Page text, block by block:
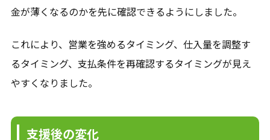
金が薄くなるのかを先に確認できるようにしました。
これにより、営業を強めるタイミング、仕入量を調整す
るタイミング、支払条件を再確認するタイミングが見え
やすくなりました。
支援後の変化